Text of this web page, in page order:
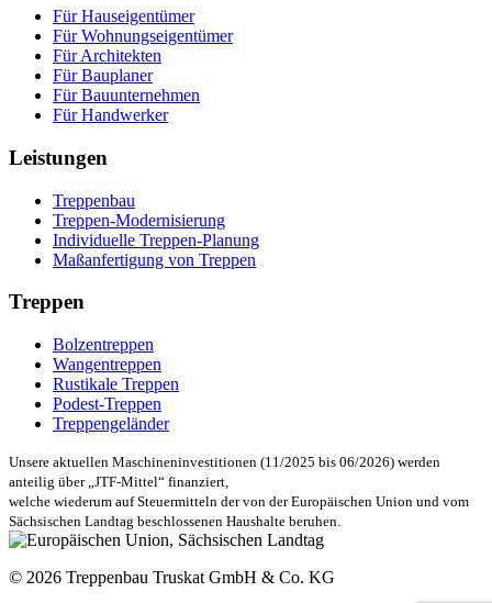
Für Hauseigentümer
Für Wohnungseigentümer
Für Architekten
Für Bauplaner
Für Bauunternehmen
Für Handwerker
Leistungen
Treppenbau
Treppen-Modernisierung
Individuelle Treppen-Planung
Maßanfertigung von Treppen
Treppen
Bolzentreppen
Wangentreppen
Rustikale Treppen
Podest-Treppen
Treppengeländer
Unsere aktuellen Maschineninvestitionen (11/2025 bis 06/2026) werden
anteilig über „JTF-Mittel“ finanziert,
welche wiederum auf Steuermitteln der von der Europäischen Union und vom
Sächsischen Landtag beschlossenen Haushalte beruhen.
© 2026 Treppenbau Truskat GmbH & Co. KG